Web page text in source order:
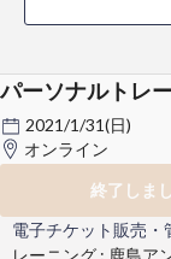
パーソナルトレ
2021/1/31(日)
オンライン
終了しま
電子チケット販売
レーニング : 鹿島ア